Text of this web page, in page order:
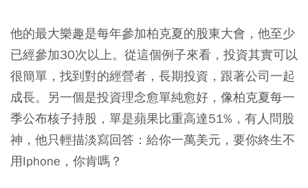
他的最大樂趣是每年參加柏克夏的股東大會，他至少
已經參加30次以上。從這個例子來看，投資其實可以
很簡單，找到對的經營者，長期投資，跟著公司一起
成長。另一個是投資理念愈單純愈好，像柏克夏每一
季公布核子持股，單是蘋果比重高達51%，有人問股
神，他只輕描淡寫回答：給你一萬美元，要你終生不
用Iphone，你肯嗎？